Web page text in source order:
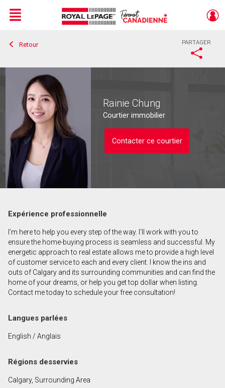
Live
En Direct
Menu
Retour PARTAGER
Rainie Chung
Courtier immobilier
Contacter ce courtier
Prénom
et
Nom
Courriel
Téléphone
Message
Expérience professionnelle
I’m here to help you every step of the way. I’ll work with you to
ensure the home-buying process is seamless and successful. My
energetic approach to real estate allows me to provide a high level
of customer service to each and every client. I know the ins and
outs of Calgary and its surrounding communities and can find the
home of your dreams, or help you get top dollar when listing.
Contact me today to schedule your free consultation!
Langues parlées
English / Anglais
Régions desservies
Calgary, Surrounding Area